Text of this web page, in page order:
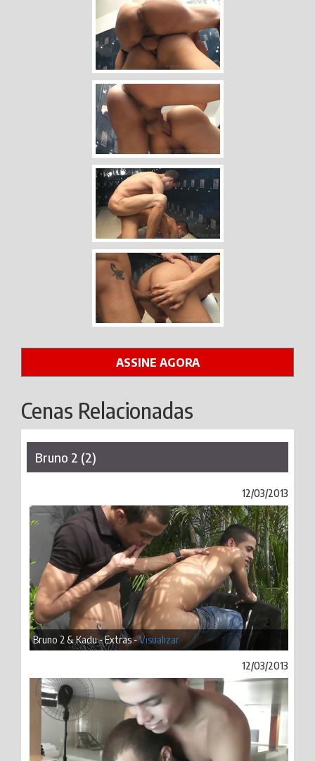
ASSINE AGORA
Cenas Relacionadas
Bruno 2 (2)
12/03/2013
Bruno 2 & Kadu - Extras -Visualizar
12/03/2013